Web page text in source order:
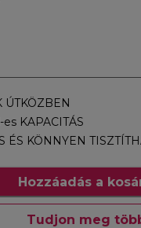
ÚTKÖZBEN
KAPACITÁS
ÉS KÖNNYEN
Hozzáadás a
Tudjon meg